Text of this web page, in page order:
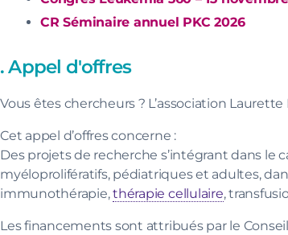
CR Séminaire annuel PKC 2026
. Appel d'offres
Vous êtes chercheurs ? L’association
Cet appel d’offres concerne :
Des projets de recherche s’intégrant dans le
myéloprolifératifs, pédiatriques et adultes,
immunothérapie,thérapie cellulaire,
Les financements sont attribués par le